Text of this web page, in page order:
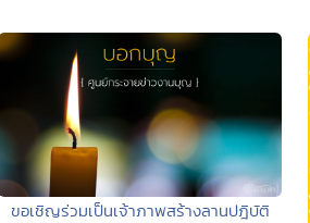
ขอเชิญร่วมเป็นเจ้าภาพสร้างลานปฎิบัติ